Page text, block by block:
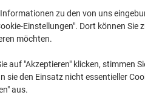
Sie durch unser Top-Sortiment und
Abschaltautomatik von DYMO, Maul
zu den von uns
Einstellungen". Dort können Sie
möchten.
auf "Akzeptieren" klicken, stimmen
sie den Einsatz nicht essentieller
aus.